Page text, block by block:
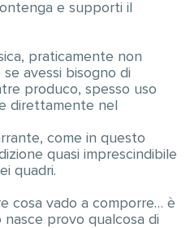
e supporti il
praticamente non
se avessi bisogno di
produco, spesso uso
direttamente nel
come in questo
quasi imprescindibile
quadri.
cosa vado a comporre… è
provo qualcosa di